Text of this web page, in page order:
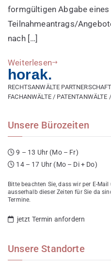
formgültigen Abgabe eines
Teilnahmeantrags/
nach […]
Weiterlesen
horak.
RECHTSANWÄLTE
FACHANWÄLTE / PATENTANWÄLTE /
Unsere Bürozeiten
9 – 13 Uhr (Mo – Fr)
14 – 17 Uhr (Mo – Di + Do)
Bitte beachten Sie, dass wir per E-
ausserhalb dieser Zeiten für Sie da
Termine.
jetzt Termin anfordern
Unsere Standorte